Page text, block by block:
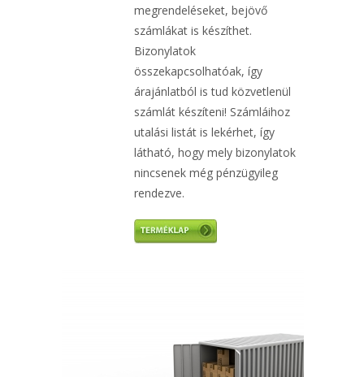
megrendeléseket, bejövő
számlákat is készíthet.
Bizonylatok
összekapcsolhatóak, így
árajánlatból is tud közvetlenül
számlát készíteni! Számláihoz
utalási listát is lekérhet, így
látható, hogy mely bizonylatok
nincsenek még pénzügyileg
rendezve.